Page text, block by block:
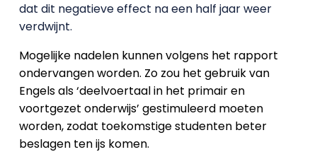
dat dit negatieve effect na een half jaar weer
verdwijnt.
Mogelijke nadelen kunnen volgens het rapport
ondervangen worden. Zo zou het gebruik van
Engels als ‘deelvoertaal in het primair en
voortgezet onderwijs’ gestimuleerd moeten
worden, zodat toekomstige studenten beter
beslagen ten ijs komen.